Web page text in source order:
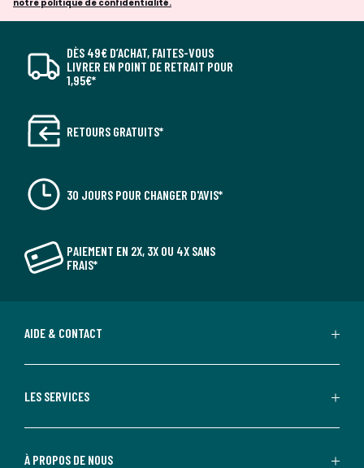
notre politique de confidentialité.
DÈS 49€ D’ACHAT, FAITES-VOUS
LIVRER EN POINT DE RETRAIT POUR
1,95€*
RETOURS GRATUITS*
30 JOURS POUR CHANGER D'AVIS*
PAIEMENT EN 2X, 3X OU 4X SANS
FRAIS*
AIDE & CONTACT
LES SERVICES
À PROPOS DE NOUS